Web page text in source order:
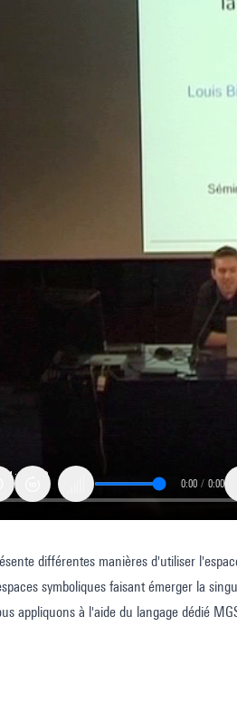
0:00 / 0:00
différentes manières d'utiliser
symboliques faisant émerger la
appliquons à l'aide du langage dédié
support pour la représentation de structures